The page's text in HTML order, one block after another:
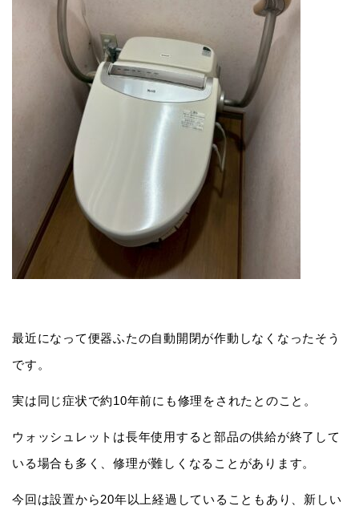
最近になって便器ふたの自動開閉が作動しなくなったそう
です。
実は同じ症状で約10年前にも修理をされたとのこと。
ウォッシュレットは長年使用すると部品の供給が終了して
いる場合も多く、修理が難しくなることがあります。
今回は設置から20年以上経過していることもあり、新しい